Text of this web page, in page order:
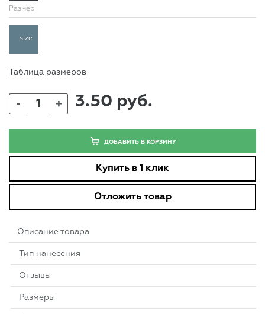
Размер
size
Таблица размеров
- + 3.50 руб.
ДОБАВИТЬ В КОРЗИНУ
Купить в 1 клик
Отложить товар
Описание товара
Тип нанесения
Отзывы
Размеры